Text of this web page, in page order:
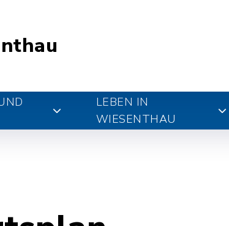
LEBEN IN
WIESENTHAU